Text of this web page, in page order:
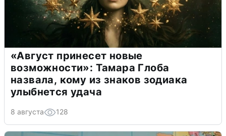
«Август принесет новые
возможности»: Тамара Глоба
назвала, кому из знаков зодиака
улыбнется удача
8 августа 128